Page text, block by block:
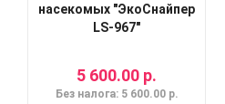
насекомых "ЭкоСнайпер
LS-967"
5 600.00 р.
Без налога: 5 600.00 р.